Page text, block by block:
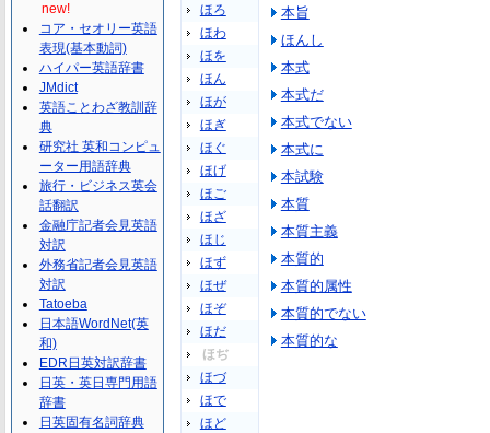
ほろ
ほわ
ほを
ほん
ほが
ほぎ
ほぐ
ほげ
ほご
ほざ
ほじ
ほず
ほぜ
ほぞ
ほだ
ほぢ
ほづ
ほで
ほど
本旨
ほんし
本式
本式だ
本式でない
本式に
本試験
本質
本質主義
本質的
本質的属性
本質的でない
本質的な
new!
コア・セオリー英語
表現(基本動詞)
ハイパー英語辞書
JMdict
英語ことわざ教訓辞
典
研究社 英和コンピュ
ーター用語辞典
旅行・ビジネス英会
話翻訳
金融庁記者会見英語
対訳
外務省記者会見英語
対訳
Tatoeba
日本語WordNet(英
和)
EDR日英対訳辞書
日英・英日専門用語
辞書
日英固有名詞辞典